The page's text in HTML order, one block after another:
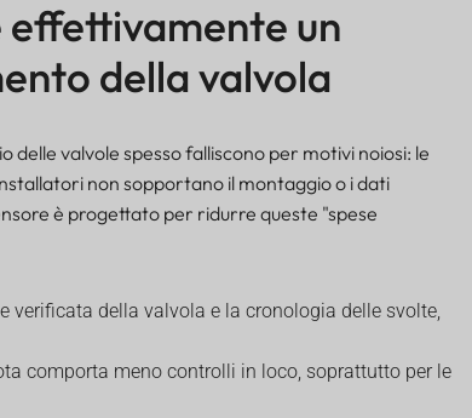
un
della valvola
valvole spesso falliscono per motivi noiosi: le
non sopportano il montaggio o i dati
è progettato per ridurre queste "spese
verificata della valvola e la cronologia delle svolte,
comporta meno controlli in loco, soprattutto per le